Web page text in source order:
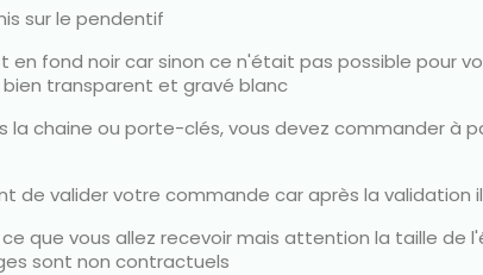
sur le pendentif
en fond noir car sinon ce n'était pas possible pour
transparent et gravé blanc
chaine ou porte-clés, vous devez commander à
de valider votre commande car après la validation
que vous allez recevoir mais attention la taille
sont non contractuels